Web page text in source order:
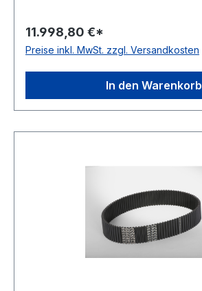
11.998,80 €*
Preise inkl. MwSt. zzgl. Versandkosten
In den Warenkorb